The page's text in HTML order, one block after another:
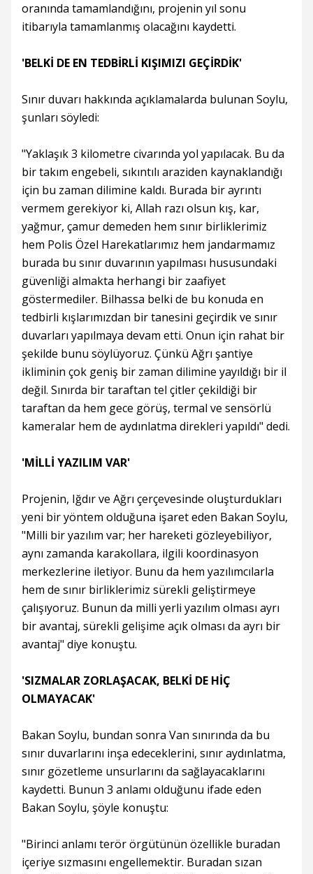
oranında tamamlandığını, projenin yıl sonu
itibarıyla tamamlanmış olacağını kaydetti.
'BELKİ DE EN TEDBİRLİ KIŞIMIZI GEÇİRDİK'
Sınır duvarı hakkında açıklamalarda bulunan Soylu,
şunları söyledi:
"Yaklaşık 3 kilometre civarında yol yapılacak. Bu da
bir takım engebeli, sıkıntılı araziden kaynaklandığı
için bu zaman dilimine kaldı. Burada bir ayrıntı
vermem gerekiyor ki, Allah razı olsun kış, kar,
yağmur, çamur demeden hem sınır birliklerimiz
hem Polis Özel Harekatlarımız hem jandarmamız
burada bu sınır duvarının yapılması hususundaki
güvenliği almakta herhangi bir zaafiyet
göstermediler. Bilhassa belki de bu konuda en
tedbirli kışlarımızdan bir tanesini geçirdik ve sınır
duvarları yapılmaya devam etti. Onun için rahat bir
şekilde bunu söylüyoruz. Çünkü Ağrı şantiye
ikliminin çok geniş bir zaman dilimine yayıldığı bir il
değil. Sınırda bir taraftan tel çitler çekildiği bir
taraftan da hem gece görüş, termal ve sensörlü
kameralar hem de aydınlatma direkleri yapıldı" dedi.
'MİLLİ YAZILIM VAR'
Projenin, Iğdır ve Ağrı çerçevesinde oluşturdukları
yeni bir yöntem olduğuna işaret eden Bakan Soylu,
"Milli bir yazılım var; her hareketi gözleyebiliyor,
aynı zamanda karakollara, ilgili koordinasyon
merkezlerine iletiyor. Bunu da hem yazılımcılarla
hem de sınır birliklerimiz sürekli geliştirmeye
çalışıyoruz. Bunun da milli yerli yazılım olması ayrı
bir avantaj, sürekli gelişime açık olması da ayrı bir
avantaj" diye konuştu.
'SIZMALAR ZORLAŞACAK, BELKİ DE HİÇ
OLMAYACAK'
Bakan Soylu, bundan sonra Van sınırında da bu
sınır duvarlarını inşa edeceklerini, sınır aydınlatma,
sınır gözetleme unsurlarını da sağlayacaklarını
kaydetti. Bunun 3 anlamı olduğunu ifade eden
Bakan Soylu, şöyle konuştu:
"Birinci anlamı terör örgütünün özellikle buradan
içeriye sızmasını engellemektir. Buradan sızan